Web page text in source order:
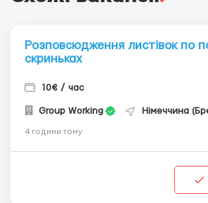
Розповсюдження листівок по
скриньках
10€ / час
Group Working Німеччина
4 години тому